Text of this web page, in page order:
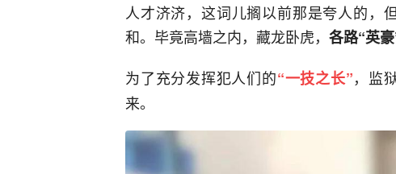
人才济济，这词儿搁以前那是夸人的，
和。毕竟高墙之内，藏龙卧虎， 各路“英
为了充分发挥犯人们的“一技之长”，监
来。